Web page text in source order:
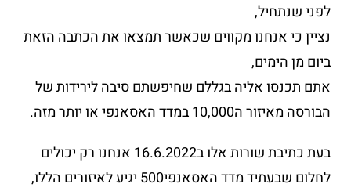
לפני שנתחיל,
נציין כי אנחנו מקווים שכאשר תמצאו את הכתבה הזאת
ביום מן הימים,
אתם תכנסו אליה בגללם שחיפשתם סיבה לירידות של
הבורסה מאיזור ה10,000 במדד האסאנפי או יותר מזה.
בעת כתיבת שורות אלו ב16.6.2022 אנחנו רק יכולים
לחלום שבעתיד מדד האסאנפי500 יגיע לאיזורים הללו,